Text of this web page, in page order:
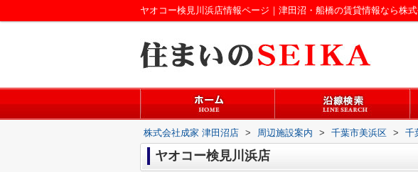
ヤオコー検見川浜店情報ページ｜津田沼・船橋の賃貸情報なら株
株式会社成家 津田沼店 > 周辺施設案内 > 千葉市美浜区 > 千
ヤオコー検見川浜店